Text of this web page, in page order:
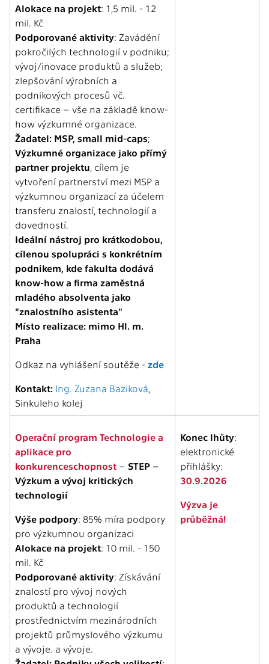
Alokace na projekt: 1,5 mil. - 12
mil. Kč
Podporované aktivity: Zavádění
pokročilých technologií v podniku;
vývoj/inovace produktů a služeb;
zlepšování výrobních a
podnikových procesů vč.
certifikace – vše na základě know-
how výzkumné organizace.
Žadatel: MSP, small mid-caps;
Výzkumné organizace jako přímý
partner projektu, cílem je
vytvoření partnerství mezi MSP a
výzkumnou organizací za účelem
transferu znalostí, technologií a
dovedností.
Ideální nástroj pro krátkodobou,
cílenou spolupráci s konkrétním
podnikem, kde fakulta dodává
know-how a firma zaměstná
mladého absolventa jako
"znalostního asistenta"
Místo realizace: mimo Hl. m.
Praha
Odkaz na vyhlášení soutěže - zde
Kontakt: Ing. Zuzana Baziková,
Sinkuleho kolej
Operační program Technologie a
aplikace pro
konkurenceschopnost – STEP –
Výzkum a vývoj kritických
technologií
Výše podpory: 85% míra podpory
pro výzkumnou organizaci
Alokace na projekt: 10 mil. - 150
mil. Kč
Podporované aktivity: Získávání
znalostí pro vývoj nových
produktů a technologií
prostřednictvím mezinárodních
projektů průmyslového výzkumu
a vývoje. a vývoje.
Konec lhůty:
elektronické
přihlášky:
30.9.2026
Výzva je
průběžná!